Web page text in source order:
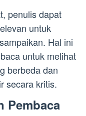
penulis dapat
untuk
Hal ini
untuk melihat
berbeda dan
secara kritis.
Pembaca